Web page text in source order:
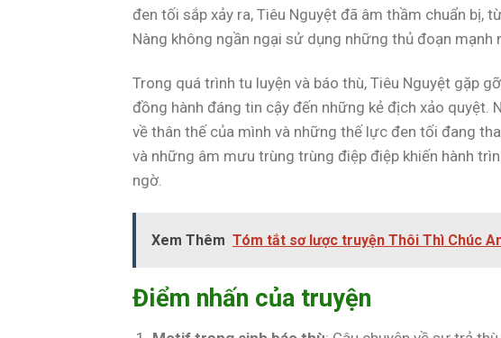
đen tối sắp xảy ra, Tiêu Nguyệt đã âm thầm chuẩn bị,
Nàng không ngần ngại sử dụng những thủ đoạn mạnh
Trong quá trình tu luyện và báo thù, Tiêu Nguyệt gặp
đồng hành đáng tin cậy đến những kẻ địch xảo quyệt.
về thân thế của mình và những thế lực đen tối đang
và những âm mưu trùng trùng điệp điệp khiến hành
ngờ.
Xem Thêm Tóm tắt sơ lược truyện Thôi Thì Chúc
Điểm nhấn của truyện